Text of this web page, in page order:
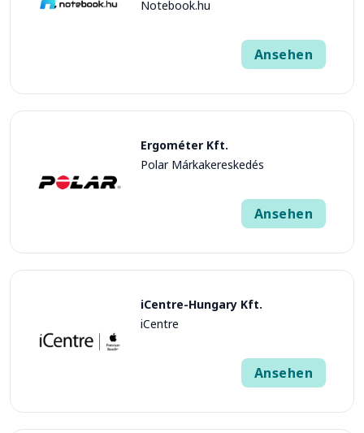
Notebook.hu
Ansehen
Ergométer Kft.
Polar Márkakereskedés
Ansehen
iCentre-Hungary Kft.
iCentre
Ansehen